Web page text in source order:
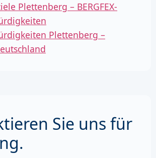
Plettenberg – BERGFEX-
Plettenberg –
Sie uns für